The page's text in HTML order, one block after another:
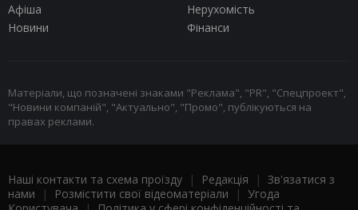
Афіша
Нерухомість
Новини
Фінанси
Матеріали, що позначені знаками "Реклама", "PR", "Спецпроект",
"Новини компаній", "Актуально", "Промо", публікуються на
правах реклами.
Наші контакти та схема проїзду | Редакція | Зв'язатися з
нами | Розмістити свої відеоматеріали | Угода